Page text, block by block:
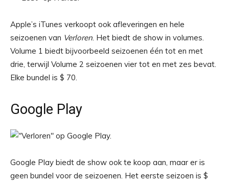
Apple’s iTunes verkoopt ook afleveringen en hele
seizoenen van Verloren. Het biedt de show in volumes.
Volume 1 biedt bijvoorbeeld seizoenen één tot en met
drie, terwijl Volume 2 seizoenen vier tot en met zes bevat.
Elke bundel is $ 70.
Google Play
Google Play biedt de show ook te koop aan, maar er is
geen bundel voor de seizoenen. Het eerste seizoen is $